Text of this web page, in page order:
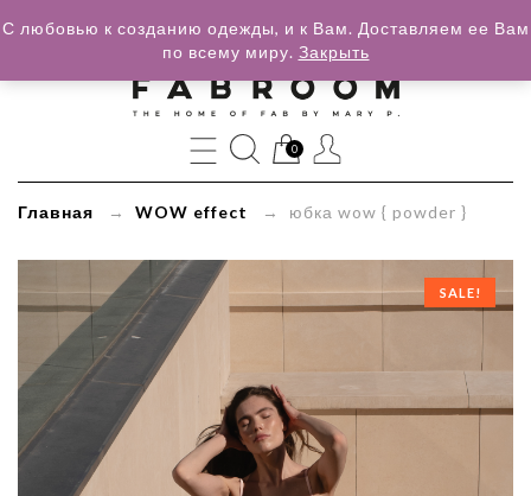
»
{
powder
}
0
Главная → WOW effect → юбка wow { powder }
SALE!
С любовью к созданию одежды, и к Вам. Доставляем ее Вам
по всему миру. Закрыть